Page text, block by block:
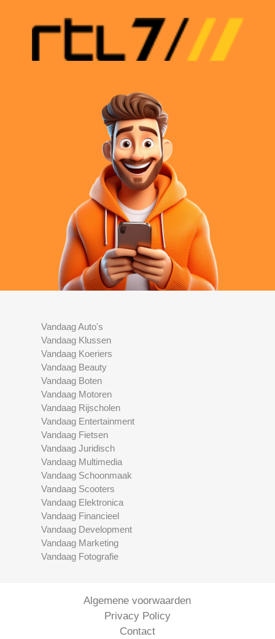
Vandaag Auto's
Vandaag Klussen
Vandaag Koeriers
Vandaag Beauty
Vandaag Boten
Vandaag Motoren
Vandaag Rijscholen
Vandaag Entertainment
Vandaag Fietsen
Vandaag Juridisch
Vandaag Multimedia
Vandaag Schoonmaak
Vandaag Scooters
Vandaag Elektronica
Vandaag Financieel
Vandaag Development
Vandaag Marketing
Vandaag Fotografie
Algemene voorwaarden
Privacy Policy
Contact